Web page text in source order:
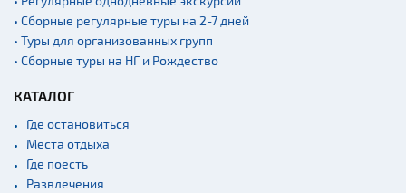
• Сборные регулярные туры на 2-7 дней
• Туры для организованных групп
• Сборные туры на НГ и Рождество
КАТАЛОГ
Где остановиться
Места отдыха
Где поесть
Развлечения